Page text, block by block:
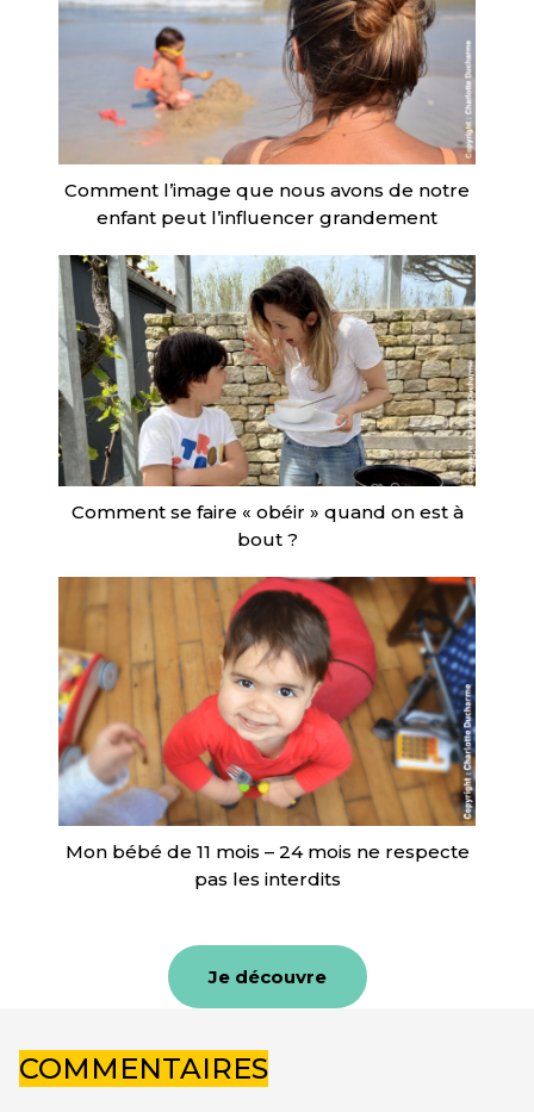
Comment l’image que nous avons de notre
enfant peut l’influencer grandement
Comment se faire « obéir » quand on est à
bout ?
Mon bébé de 11 mois – 24 mois ne respecte
pas les interdits
Je découvre
COMMENTAIRES